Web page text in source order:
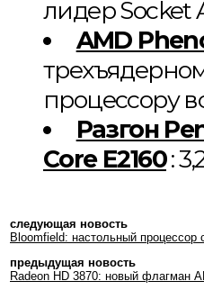
лидер Socket
AMD
процессору
Разгон
Core E2160:
следующая новость
Bloomfield: настольный процессор
предыдущая новость
Radeon HD 3870: новый флагман